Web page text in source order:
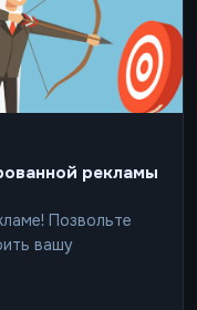
рекламы
Позвольте
вашу